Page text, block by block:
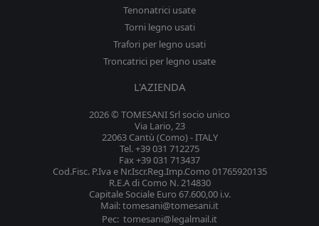
Tenonatrici usate
Torni legno usati
Trafori per legno usati
Troncatrici per legno usate
L'AZIENDA
2026 © TOMESANI Srl socio unico
Via Lario, 23
22063 Cantù (Como) - ITALY
Tel. +39 031 712275
Fax +39 031 713437
Cod.Fisc. P.Iva e Nr.Iscr.Reg.Imp.Como 01765920135
R.E.A di Como N. 214830
Capitale Sociale Euro 67.600,00 i.v.
Mail: tomesani@tomesani.it
Pec: tomesani@legalmail.it